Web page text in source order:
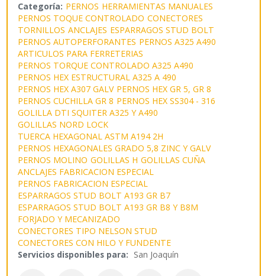
Categoría: PERNOS HERRAMIENTAS MANUALES
PERNOS TOQUE CONTROLADO CONECTORES
TORNILLOS ANCLAJES ESPARRAGOS STUD BOLT
PERNOS AUTOPERFORANTES PERNOS A325 A490
ARTICULOS PARA FERRETERIAS
PERNOS TORQUE CONTROLADO A325 A490
PERNOS HEX ESTRUCTURAL A325 A 490
PERNOS HEX A307 GALV PERNOS HEX GR 5, GR 8
PERNOS CUCHILLA GR 8 PERNOS HEX SS304 - 316
GOLILLA DTI SQUITER A325 Y A490
GOLILLAS NORD LOCK
TUERCA HEXAGONAL ASTM A194 2H
PERNOS HEXAGONALES GRADO 5,8 ZINC Y GALV
PERNOS MOLINO GOLILLAS H GOLILLAS CUÑA
ANCLAJES FABRICACION ESPECIAL
PERNOS FABRICACION ESPECIAL
ESPARRAGOS STUD BOLT A193 GR B7
ESPARRAGOS STUD BOLT A193 GR B8 Y B8M
FORJADO Y MECANIZADO
CONECTORES TIPO NELSON STUD
CONECTORES CON HILO Y FUNDENTE
Servicios disponibles para: San Joaquín